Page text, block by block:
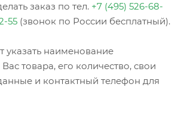
заказ по тел. +7 (495) 526-68-
55 (звонок по России бесплатный).
указать наименование
товара, его количество, свои
и контактный телефон для